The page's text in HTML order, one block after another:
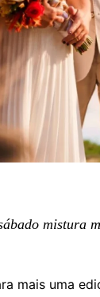
mistura
mais uma